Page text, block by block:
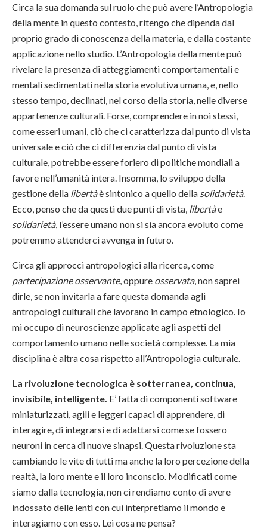
Circa la sua domanda sul ruolo che può avere l’Antropologia
della mente in questo contesto, ritengo che dipenda dal
proprio grado di conoscenza della materia, e dalla costante
applicazione nello studio. L’Antropologia della mente può
rivelare la presenza di atteggiamenti comportamentali e
mentali sedimentati nella storia evolutiva umana, e, nello
stesso tempo, declinati, nel corso della storia, nelle diverse
appartenenze culturali. Forse, comprendere in noi stessi,
come esseri umani, ciò che ci caratterizza dal punto di vista
universale e ciò che ci differenzia dal punto di vista
culturale, potrebbe essere foriero di politiche mondiali a
favore nell’umanità intera. Insomma, lo sviluppo della
gestione della libertàè sintonico a quello della solidarietà.
Ecco, penso che da questi due punti di vista, libertàe
solidarietà, l’essere umano non si sia ancora evoluto come
potremmo attenderci avvenga in futuro.
Circa gli approcci antropologici alla ricerca, come
partecipazione osservante, oppure osservata, non saprei
dirle, se non invitarla a fare questa domanda agli
antropologi culturali che lavorano in campo etnologico. Io
mi occupo di neuroscienze applicate agli aspetti del
comportamento umano nelle società complesse. La mia
disciplina è altra cosa rispetto all’Antropologia culturale.
La rivoluzione tecnologica è sotterranea, continua,
invisibile, intelligente. E’ fatta di componenti software
miniaturizzati, agili e leggeri capaci di apprendere, di
interagire, di integrarsi e di adattarsi come se fossero
neuroni in cerca di nuove sinapsi. Questa rivoluzione sta
cambiando le vite di tutti ma anche la loro percezione della
realtà, la loro mente e il loro inconscio. Modificati come
siamo dalla tecnologia, non ci rendiamo conto di avere
indossato delle lenti con cui interpretiamo il mondo e
interagiamo con esso. Lei cosa ne pensa?